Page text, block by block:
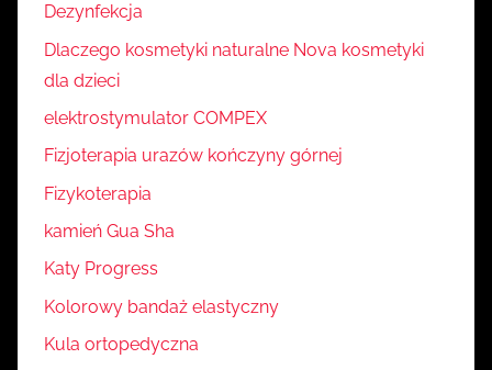
Dezynfekcja
Dlaczego kosmetyki naturalne Nova kosmetyki
dla dzieci
elektrostymulator COMPEX
Fizjoterapia urazów kończyny górnej
Fizykoterapia
kamień Gua Sha
Katy Progress
Kolorowy bandaż elastyczny
Kula ortopedyczna